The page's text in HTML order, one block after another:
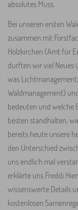
absolutes Muss.
Bei unseren ersten
zusammen mit
Holzkirchen (Amt für
durften wir viel Neues
was
Waldmanagement)
bedeuten und welche
besten standhalten,
bereits heute unsere
den Unterschied
uns endlich mal
erklärte uns Freddi
wissenswerte Details
kostenlosen